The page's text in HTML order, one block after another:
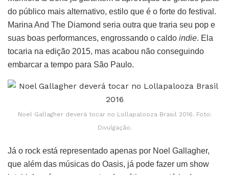
do público mais alternativo, estilo que é o forte do festival.
Marina And The Diamond seria outra que traria seu pop e
suas boas performances, engrossando o caldo indie. Ela
tocaria na edição 2015, mas acabou não conseguindo
embarcar a tempo para São Paulo.
Noel Gallagher deverá tocar no Lollapalooza Brasil 2016. Foto:
Divulgação.
Já o rock está representado apenas por Noel Gallagher,
que além das músicas do Oasis, já pode fazer um show